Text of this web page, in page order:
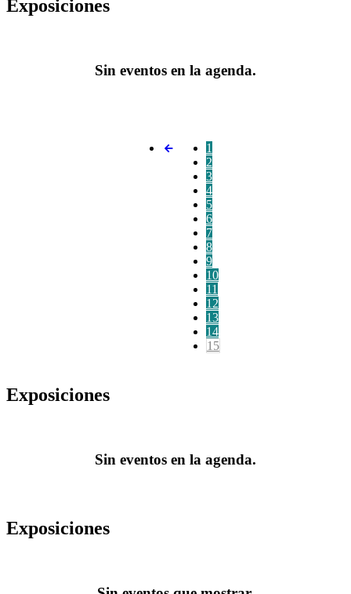
Exposiciones
Sin eventos en la agenda.
1
2
3
4
5
6
7
8
9
10
11
12
13
14
15
Exposiciones
Sin eventos en la agenda.
Exposiciones